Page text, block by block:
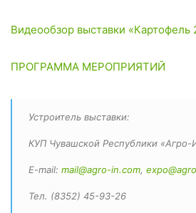
Видеообзор выставки «Картофель
ПРОГРАММА МЕРОПРИЯТИЙ
Устроитель выставки:
КУП Чувашской Республики «Агро-
E-mail: mail@agro-in.com,
Тел. (8352) 45-93-26